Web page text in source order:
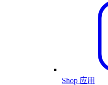
Shop 应用